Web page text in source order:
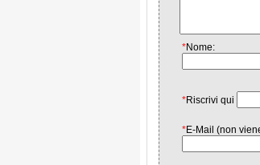
*Nome:
*Riscrivi qui
*E-Mail (non